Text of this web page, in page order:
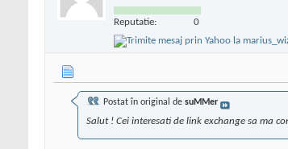
Reputatie: 0
Postat în original de suMMer
Salut ! Cei interesati de link exchange sa ma